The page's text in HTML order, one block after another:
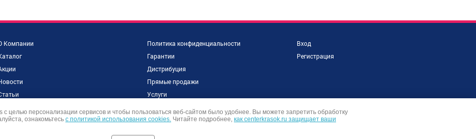
Компании
Политика конфиденциальности
Гарантии
Дистрибуция
Прямые продажи
Услуги
Вход
Регистрация
с целью персонализации сервисов и чтобы пользоваться веб-сайтом было удобнее. Вы можете запретить обработку
ознакомьтесь с политикой использования cookies. Читайте подробнее, как centerkrasok.ru защищает ваши